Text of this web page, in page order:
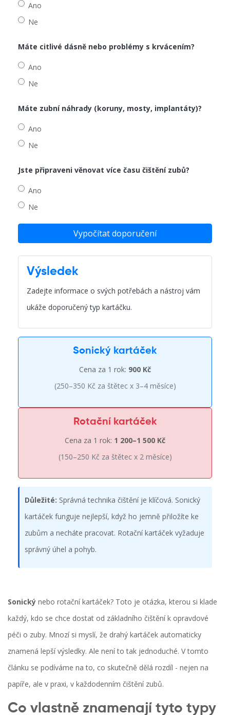
Ano
Ne
Máte citlivé dásně nebo problémy s krvácením?
Ano
Ne
Máte zubní náhrady (koruny, mosty, implantáty)?
Ano
Ne
Jste připraveni věnovat více času čištění zubů?
Ano
Ne
Vypočítat doporučení
Výsledek
Zadejte informace o svých potřebách a nástroj vám
ukáže doporučený typ kartáčku.
Sonický kartáček
Cena za 1 rok: 900 Kč
(250–350 Kč za štětec x 3–4 měsíce)
Rotační kartáček
Cena za 1 rok: 1 200–1 500 Kč
(150–250 Kč za štětec x 2 měsíce)
Důležité: Správná technika čištění je klíčová. Sonický
kartáček funguje nejlepší, když ho jemně přiložíte ke
zubům a necháte pracovat. Rotační kartáček vyžaduje
správný úhel a pohyb.
Sonický nebo rotační kartáček? Toto je otázka, kterou si klade
každý, kdo se chce dostat od základního čištění k opravdové
péči o zuby. Mnozí si myslí, že drahý kartáček automaticky
znamená lepší výsledky. Ale není to tak jednoduché. V tomto
článku se podíváme na to, co skutečně dělá rozdíl - nejen na
papíře, ale v praxi, v každodenním čištění zubů.
Co vlastně znamenají tyto typy